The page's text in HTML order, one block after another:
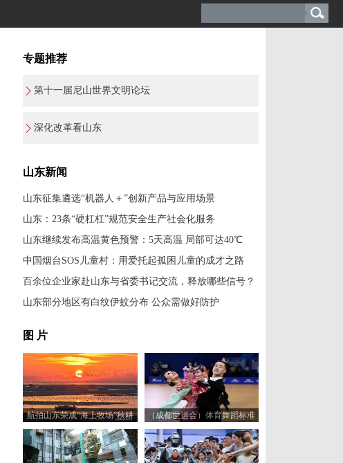
专题推荐
第十一届尼山世界文明论坛
深化改革看山东
山东新闻
山东征集遴选“机器人＋”创新产品与应用场景
山东：23条“硬杠杠”规范安全生产社会化服务
山东继续发布高温黄色预警：5天高温 局部可达40℃
中国烟台SOS儿童村：用爱托起孤困儿童的成才之路
百余位企业家赴山东与省委书记交流，释放哪些信号？
山东部分地区有白纹伊蚊分布 公众需做好防护
图 片
航拍山东荣成“海上牧场”秋耕
美景
（成都世运会）体育舞蹈标准
舞比赛：23对选手赛场尽展舞
姿